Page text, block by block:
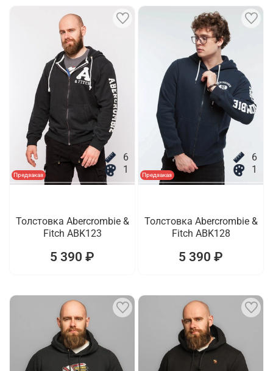
Предзаказ
6
1
Толстовка Abercrombie &
Fitch ABK123
5 390 ₽
Предзаказ
6
1
Толстовка Abercrombie &
Fitch ABK128
5 390 ₽